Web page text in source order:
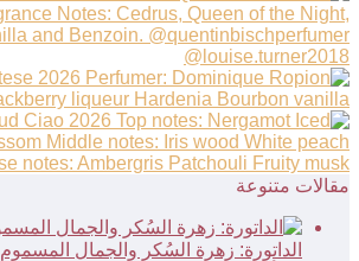
مقالات متنوعة
الداتورة: زهرة السُكر والجمال المسموم